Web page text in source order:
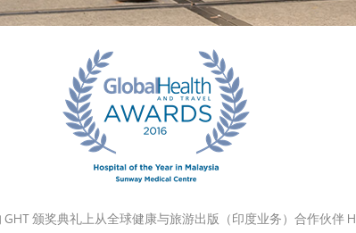
颁奖典礼上从全球健康与旅游出版（印度业务）合作伙伴